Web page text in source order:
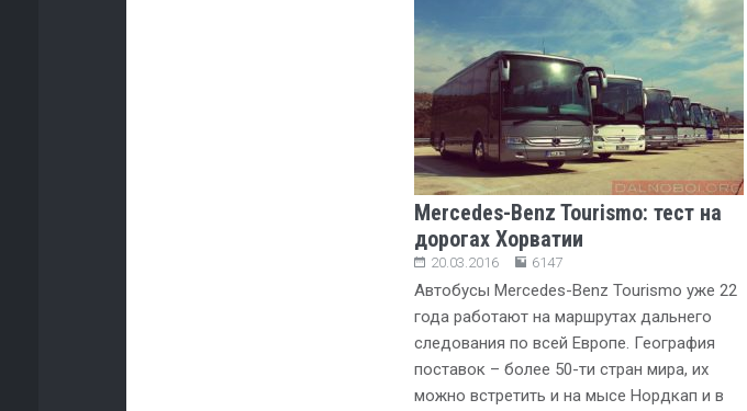
Mercedes-Benz Tourismo: тест на
дорогах Хорватии
20.03.2016 6147
Автобусы Mercedes-Benz Tourismo уже 22
года работают на маршрутах дальнего
следования по всей Европе. География
поставок – более 50-ти стран мира, их
можно встретить и на мысе Нордкап и в